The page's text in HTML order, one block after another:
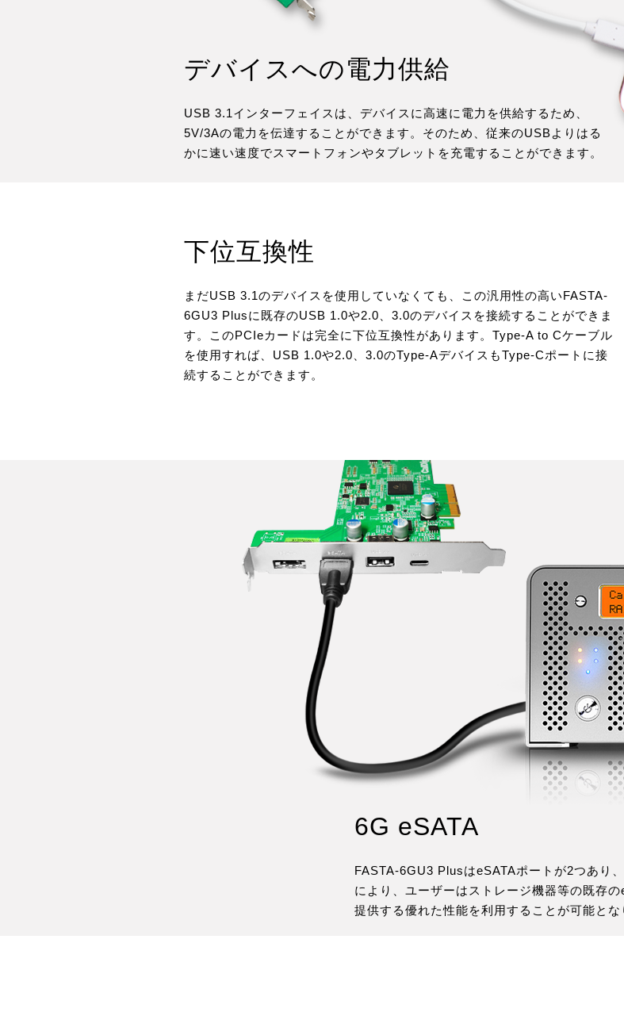
デバイスへの電力供給
USB 3.1インターフェイスは、デバイスに高速に電力を供給するため、
5V/3Aの電力を伝達することができます。そのため、従来のUSBよりはる
かに速い速度でスマートフォンやタブレットを充電することができます。
下位互換性
まだUSB 3.1のデバイスを使用していなくても、この汎用性の高いFASTA-
6GU3 Plusに既存のUSB 1.0や2.0、3.0のデバイスを接続することができま
す。このPCIeカードは完全に下位互換性があります。Type-A to Cケーブル
を使用すれば、USB 1.0や2.0、3.0のType-AデバイスもType-Cポートに接
続することができます。
6G eSATA
FASTA-6GU3 PlusはeSATAポートが2つあり
により、ユーザーはストレージ機器等の既存
提供する優れた性能を利用することが可能とな